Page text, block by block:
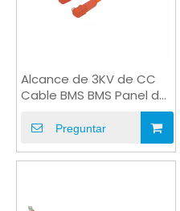
Alcance de 3KV de CC
Cable BMS BMS Panel de
montaje de montaje de
montajePreguntar